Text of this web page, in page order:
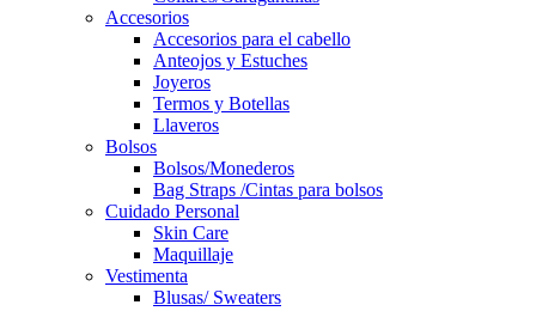
Accesorios
Accesorios para el cabello
Anteojos y Estuches
Joyeros
Termos y Botellas
Llaveros
Bolsos
Bolsos/Monederos
Bag Straps /Cintas para bolsos
Cuidado Personal
Skin Care
Maquillaje
Vestimenta
Blusas/ Sweaters